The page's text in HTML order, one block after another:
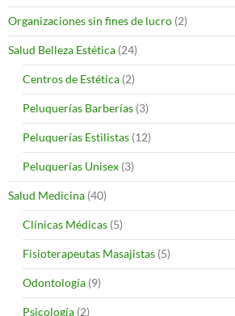
Organizaciones sin fines de lucro (2)
Salud Belleza Estética (24)
Centros de Estética (2)
Peluquerías Barberías (3)
Peluquerías Estilistas (12)
Peluquerías Unisex (3)
Salud Medicina (40)
Clínicas Médicas (5)
Fisioterapeutas Masajistas (5)
Odontología (9)
Psicología (2)